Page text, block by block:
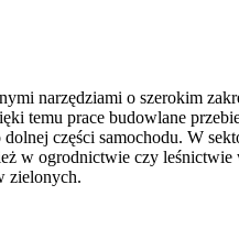
narzędziami o szerokim
temu prace budowlane
części samochodu. W
w ogrodnictwie czy
zielonych.